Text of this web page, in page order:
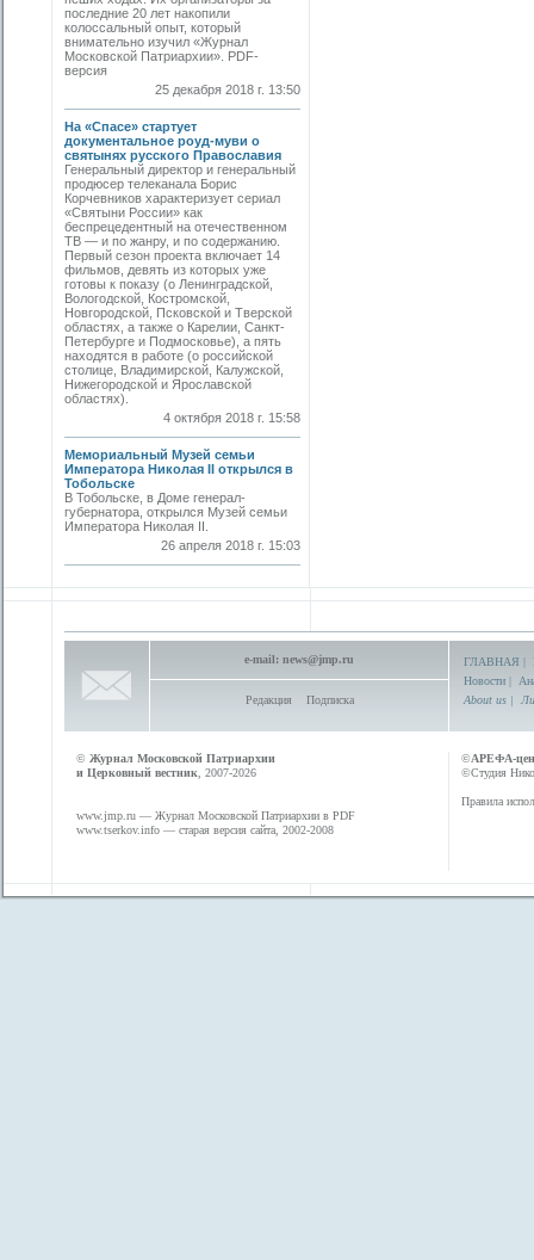
последние 20 лет накопили
колоссальный опыт, который
внимательно изучил «Журнал
Московской Патриархии». PDF-
версия
25 декабря 2018 г. 13:50
На «Спасе» стартует
документальное роуд-муви о
святынях русского Православия
Генеральный директор и генеральный
продюсер телеканала Борис
Корчевников характеризует сериал
«Святыни России» как
беспрецедентный на отечественном
ТВ — и по жанру, и по содержанию.
Первый сезон проекта включает 14
фильмов, девять из которых уже
готовы к показу (о Ленинградской,
Вологодской, Костромской,
Новгородской, Псковской и Тверской
областях, а также о Карелии, Санкт-
Петербурге и Подмосковье), а пять
находятся в работе (о российской
столице, Владимирской, Калужской,
Нижегородской и Ярославской
областях).
4 октября 2018 г. 15:58
Мемориальный Музей семьи
Императора Николая II открылся в
Тобольске
В Тобольске, в Доме генерал-
губернатора, открылся Музей семьи
Императора Николая II.
26 апреля 2018 г. 15:03
e-mail: news@jmp.ru
Редакция Подписка
ГЛАВНАЯ |
Новости |
About us |
© Журнал Московской Патриархии
и Церковный вестник , 2007-2026
www.jmp.ru — Журнал Московской Патриархии в PDF
www.tserkov.info — старая версия сайта, 2002-2008
©АРЕФА-
©Студия
Правила